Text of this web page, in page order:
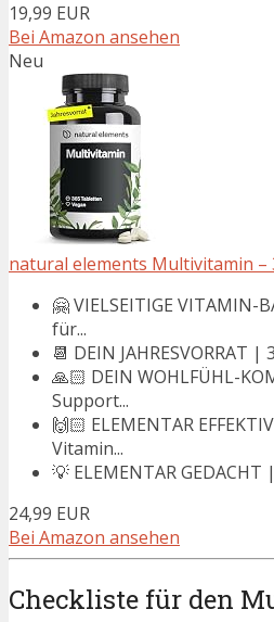
19,99 EUR
Bei Amazon ansehen
Neu
natural elements Multivitamin –
🤗 VIELSEITIGE
für...
📆 DEIN
🙏🏻 DEIN WOHLFÜHL-
Support...
🙌🏻 ELEMENTAR
Vitamin...
💡 ELEMENTAR
24,99 EUR
Bei Amazon ansehen
Checkliste für den